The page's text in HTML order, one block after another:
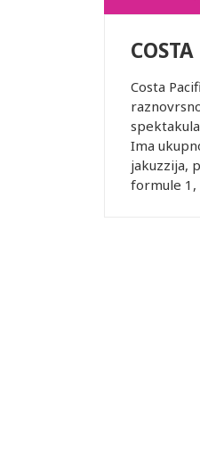
Costa
Ima
jakuzzija,
formule 1,